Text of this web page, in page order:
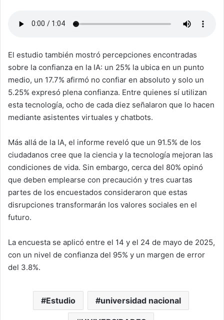
El estudio también mostró percepciones encontradas
sobre la confianza en la IA: un 25% la ubica en un punto
medio, un 17.7% afirmó no confiar en absoluto y solo un
5.25% expresó plena confianza. Entre quienes sí utilizan
esta tecnología, ocho de cada diez señalaron que lo hacen
mediante asistentes virtuales y chatbots.
Más allá de la IA, el informe reveló que un 91.5% de los
ciudadanos cree que la ciencia y la tecnología mejoran las
condiciones de vida. Sin embargo, cerca del 80% opinó
que deben emplearse con precaución y tres cuartas
partes de los encuestados consideraron que estas
disrupciones transformarán los valores sociales en el
futuro.
La encuesta se aplicó entre el 14 y el 24 de mayo de 2025,
con un nivel de confianza del 95% y un margen de error
del 3.8%.
Estudio universidad nacional